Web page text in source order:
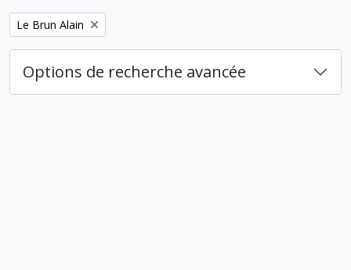
Remove filter:
Le Brun Alain
Options de recherche avancée